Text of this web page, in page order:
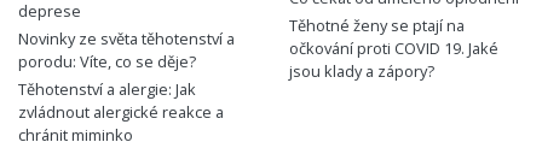
deprese
Novinky ze světa těhotenství a
porodu: Víte, co se děje?
Těhotenství a alergie: Jak
zvládnout alergické reakce a
chránit miminko
Těhotné ženy se ptají na
očkování proti COVID 19. Jaké
jsou klady a zápory?